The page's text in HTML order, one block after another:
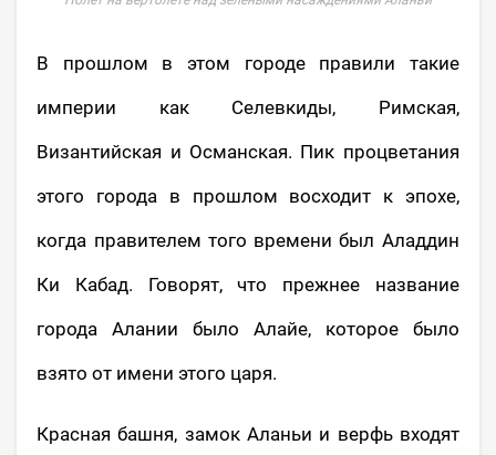
В прошлом в этом городе правили такие
империи как Селевкиды, Римская,
Византийская и Османская. Пик процветания
этого города в прошлом восходит к эпохе,
когда правителем того времени был Аладдин
Ки Кабад. Говорят, что прежнее название
города Алании было Алайе, которое было
взято от имени этого царя.
Красная башня, замок Аланьи и верфь входят